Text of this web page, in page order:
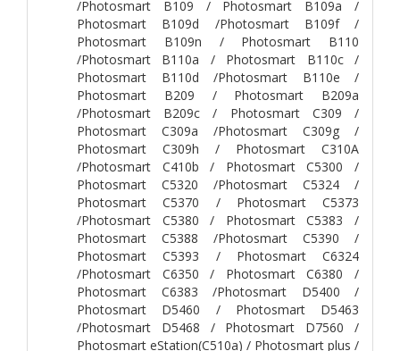
/Photosmart B109 / Photosmart B109a /
Photosmart B109d /Photosmart B109f /
Photosmart B109n / Photosmart B110
/Photosmart B110a / Photosmart B110c /
Photosmart B110d /Photosmart B110e /
Photosmart B209 / Photosmart B209a
/Photosmart B209c / Photosmart C309 /
Photosmart C309a /Photosmart C309g /
Photosmart C309h / Photosmart C310A
/Photosmart C410b / Photosmart C5300 /
Photosmart C5320 /Photosmart C5324 /
Photosmart C5370 / Photosmart C5373
/Photosmart C5380 / Photosmart C5383 /
Photosmart C5388 /Photosmart C5390 /
Photosmart C5393 / Photosmart C6324
/Photosmart C6350 / Photosmart C6380 /
Photosmart C6383 /Photosmart D5400 /
Photosmart D5460 / Photosmart D5463
/Photosmart D5468 / Photosmart D7560 /
Photosmart eStation(C510a) / Photosmart plus /